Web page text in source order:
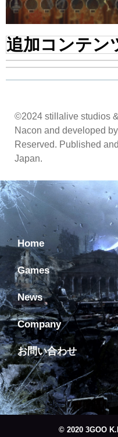
追加コンテン
©2024 stillalive studios
Nacon and developed
Reserved. Published
Japan.
Home
Games
News
Company
お問い合わせ
© 2020 3GOO